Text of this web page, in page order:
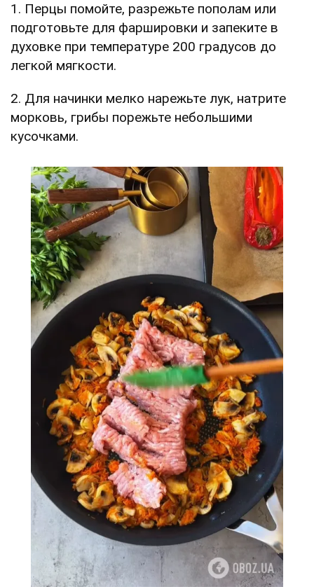
1. Перцы помойте, разрежьте пополам или
подготовьте для фаршировки и запеките в
духовке при температуре 200 градусов до
легкой мягкости.
2. Для начинки мелко нарежьте лук, натрите
морковь, грибы порежьте небольшими
кусочками.